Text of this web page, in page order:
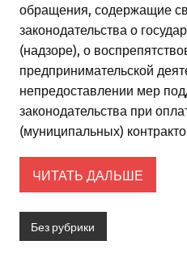
обращения, содержащие
законодательства о
(надзоре), о
предпринимательской
непредоставлении мер
законодательства при
(муниципальных)
ЧИТАТЬ ДАЛЬШЕ
Без рубрики